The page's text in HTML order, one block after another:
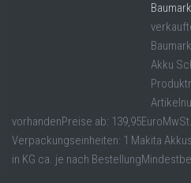
Akku
vorhandenPreise ab:
Verpackungseinheiten: 1 Makita
in KG ca. je nach